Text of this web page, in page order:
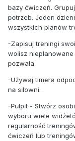
bazy ćwiczeń.
potrzeb. Jeden
wszystkich planów
-Zapisuj treningi
wolisz
pozwala.
-Używaj timera
na siłowni.
-Pulpit - Stwórz
wyboru wiele
regularność
ćwiczeń lub